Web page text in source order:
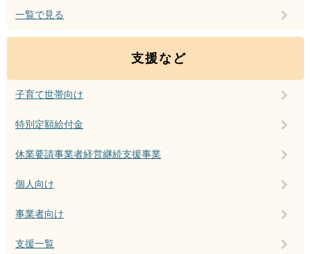
一覧で見る
支援など
子育て世帯向け
特別定額給付金
休業要請事業者経営継続支援事業
個人向け
事業者向け
支援一覧